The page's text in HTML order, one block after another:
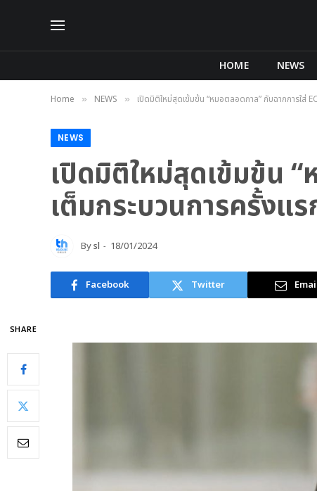
HOME NEWS
Home » NEWS » เปิดมิติใหม่สุดเข้มข้น “หมอตลอดกาล” กับฉากการใส่
NEWS
เปิดมิติใหม่สุดเข้มข้น
เต็มกระบวนการครั้งแร
Bysl 18/01/2024
Facebook Twitter
SHARE